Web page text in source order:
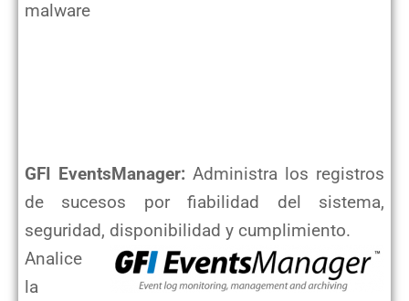
malware
GFI EventsManager: Administra los registros
de sucesos por fiabilidad del sistema,
seguridad, disponibilidad y cumplimiento.
Analice
la